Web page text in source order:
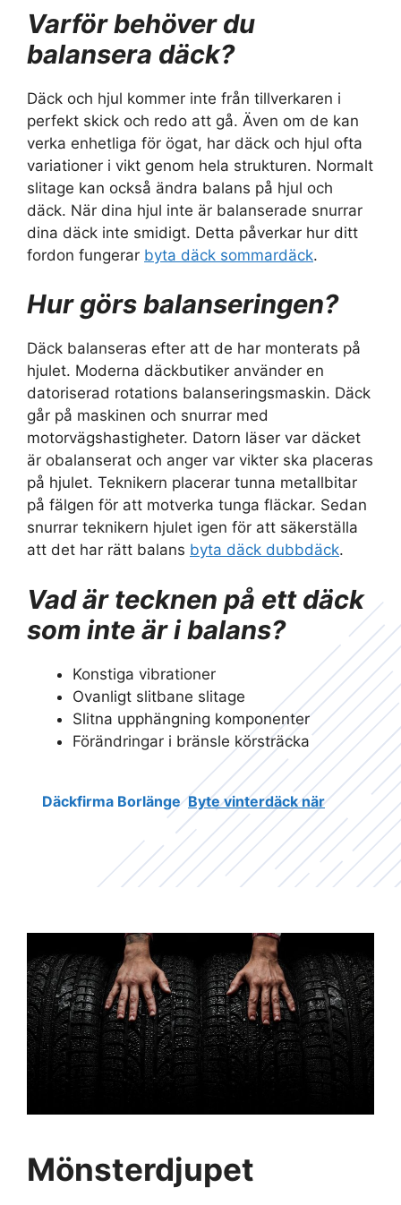
Varför behöver du
balansera däck?
Däck och hjul kommer inte från tillverkaren i
perfekt skick och redo att gå. Även om de kan
verka enhetliga för ögat, har däck och hjul ofta
variationer i vikt genom hela strukturen. Normalt
slitage kan också ändra balans på hjul och
däck. När dina hjul inte är balanserade snurrar
dina däck inte smidigt. Detta påverkar hur ditt
fordon fungerar byta däck sommardäck.
Hur görs balanseringen?
Däck balanseras efter att de har monterats på
hjulet. Moderna däckbutiker använder en
datoriserad rotations balanseringsmaskin. Däck
går på maskinen och snurrar med
motorvägshastigheter. Datorn läser var däcket
är obalanserat och anger var vikter ska placeras
på hjulet. Teknikern placerar tunna metallbitar
på fälgen för att motverka tunga fläckar. Sedan
snurrar teknikern hjulet igen för att säkerställa
att det har rätt balans byta däck dubbdäck.
Vad är tecknen på ett däck
som inte är i balans?
Konstiga vibrationer
Ovanligt slitbane slitage
Slitna upphängning komponenter
Förändringar i bränsle körsträcka
Däckfirma Borlänge Byte vinterdäck när
Mönsterdjupet